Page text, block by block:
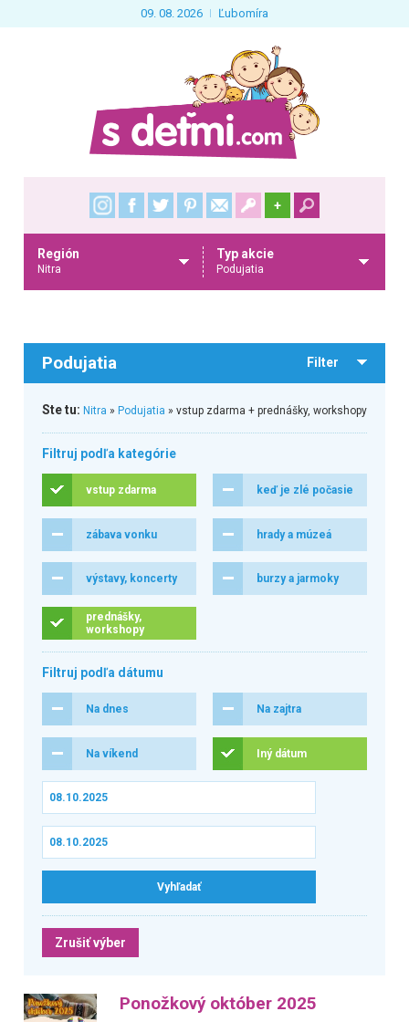
09. 08. 2026 Ľubomíra
+
Región
Nitra
Typ akcie
Podujatia
Podujatia Filter
Ste tu: Nitra » Podujatia » vstup zdarma + prednášky, workshopy
Filtruj podľa kategórie
vstup zdarma keď je zlé počasie
zábava vonku hrady a múzeá
výstavy, koncerty burzy a jarmoky
prednášky,
workshopy
Filtruj podľa dátumu
Na dnes Na zajtra
Na víkend Iný dátum
Zrušiť výber
Ponožkový október 2025